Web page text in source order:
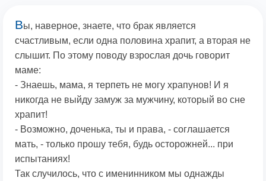
Вы, наверное, знаете, что брак является
счастливым, если одна половина храпит, а вторая не
слышит. По этому поводу взрослая дочь говорит
маме:
- Знаешь, мама, я терпеть не могу храпунов! И я
никогда не выйду замуж за мужчину, который во сне
храпит!
- Возможно, доченька, ты и права, - соглашается
мать, - только прошу тебя, будь осторожней... при
испытаниях!
Так случилось, что с именинником мы однажды